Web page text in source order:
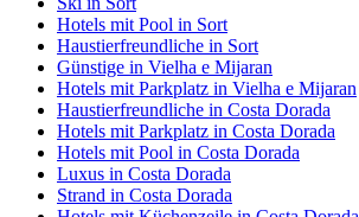
Hotels mit Pool in Sort
Haustierfreundliche in Sort
Günstige in Vielha e Mijaran
Hotels mit Parkplatz in Vielha e Mijaran
Haustierfreundliche in Costa Dorada
Hotels mit Parkplatz in Costa Dorada
Hotels mit Pool in Costa Dorada
Luxus in Costa Dorada
Strand in Costa Dorada